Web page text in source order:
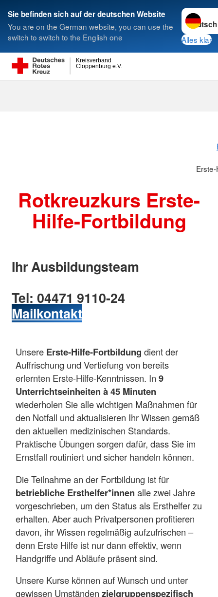
Sie befinden sich auf der deutschen Website
You are on the German website, you can use the
switch to switch to the English one
Sprache
Alles klar
Cloppenburg e.V.
Kreisverband
Suche
Rotkreuzkurs Erste-
Hilfe-Fortbildung
Ihr Ausbildungsteam
Tel: 04471 9110-24
Mailkontakt
Unsere Erste-Hilfe-Fortbildung dient der
Auffrischung und Vertiefung von bereits
erlernten Erste-Hilfe-Kenntnissen. In 9
Unterrichtseinheiten à 45 Minuten
wiederholen Sie alle wichtigen Maßnahmen für
den Notfall und aktualisieren Ihr Wissen gemäß
den aktuellen medizinischen Standards.
Praktische Übungen sorgen dafür, dass Sie im
Ernstfall routiniert und sicher handeln können.
Die Teilnahme an der Fortbildung ist für
betriebliche Ersthelfer*innen alle zwei Jahre
vorgeschrieben, um den Status als Ersthelfer zu
erhalten. Aber auch Privatpersonen profitieren
davon, ihr Wissen regelmäßig aufzufrischen –
denn Erste Hilfe ist nur dann effektiv, wenn
Handgriffe und Abläufe präsent sind.
Unsere Kurse können auf Wunsch und unter
gewissen Umständen zielgruppenspezifisch